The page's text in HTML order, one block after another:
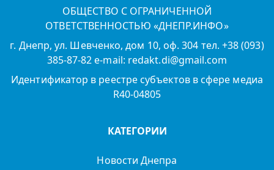
ОБЩЕСТВО С ОГРАНИЧЕННОЙ
ОТВЕТСТВЕННОСТЬЮ «ДНЕПР.ИНФО»
г. Днепр, ул. Шевченко, дом 10, оф. 304 тел. +38 (093)
385-87-82 e-mail: redakt.di@gmail.com
Идентификатор в реестре субъектов в сфере медиа
R40-04805
КАТЕГОРИИ
Новости Днепра